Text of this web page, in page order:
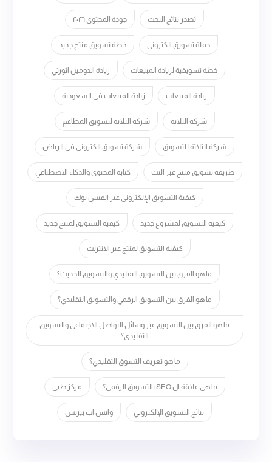
تصدر نتائج البحث جودة المحتوى ٢٠٢٦
حملة تسويق الكتروني خطة تسويق منتج جديد
خطة تسويقية لزيادة المبيعات زيادة الدومين اثورتي
زيادة المبيعات زيادة المبيعات في السعودية
شركة التلاتة شركة التلاتة لتسويق المطاعم
شركة التلاتة للتسويق شركة تسويق الكتروني في الرياض
طريقة تسويق منتج عبر النت كتابة المحتوى والذكاء الاصطناعي
كيفية التسويق الإلكتروني عبر الفيس بوك
كيفية التسويق لمشروع جديد كيفية التسويق لمنتج جديد
كيفية التسويق لمنتج عبر الانترنت
ما هو الفرق بين التسويق التقليدي والتسويق الحديث؟
ما هو الفرق بين التسويق الرقمي والتسويق التقليدي؟
ما هو الفرق بين التسويق عبر وسائل التواصل الاجتماعي والتسويق
التقليدي؟
ما هو تعريف التسوق التقليدي؟
ما هي علاقة ال SEO بالتسويق الرقمي؟ مركز طبي
نتائج التسويق الإلكتروني واتس اب بيزنس